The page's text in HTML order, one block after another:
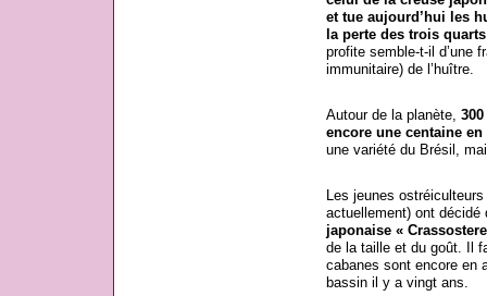
et tue aujourd’hui les
la perte des trois
profite semble-t-il d’une
immunitaire) de l’huître.
Autour de la planète,
encore une centaine en
une variété du Brésil,
Les jeunes
actuellement) ont
japonaise «
de la taille et du goût. Il
cabanes sont encore en
bassin il y a vingt ans.